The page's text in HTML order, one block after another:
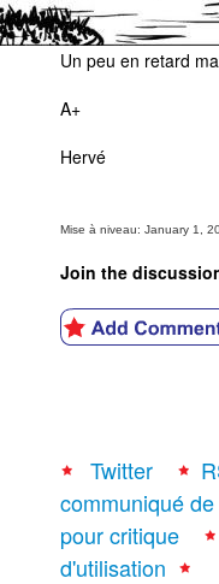
Un peu en retard
A+
Hervé
Mise à niveau: January 1,
Join the
Twitter
communiqué
pour critique
d'utilisation